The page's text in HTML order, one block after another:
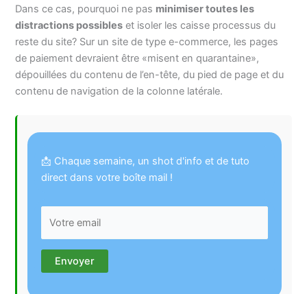
Dans ce cas, pourquoi ne pas minimiser toutes les
distractions possibles et isoler les caisse processus du
reste du site? Sur un site de type e-commerce, les pages
de paiement devraient être «misent en quarantaine»,
dépouillées du contenu de l’en-tête, du pied de page et du
contenu de navigation de la colonne latérale.
📩 Chaque semaine, un shot d'info et de tuto
direct dans votre boîte mail !